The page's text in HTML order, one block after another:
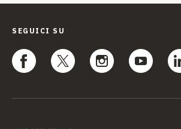
SEGUICI SU